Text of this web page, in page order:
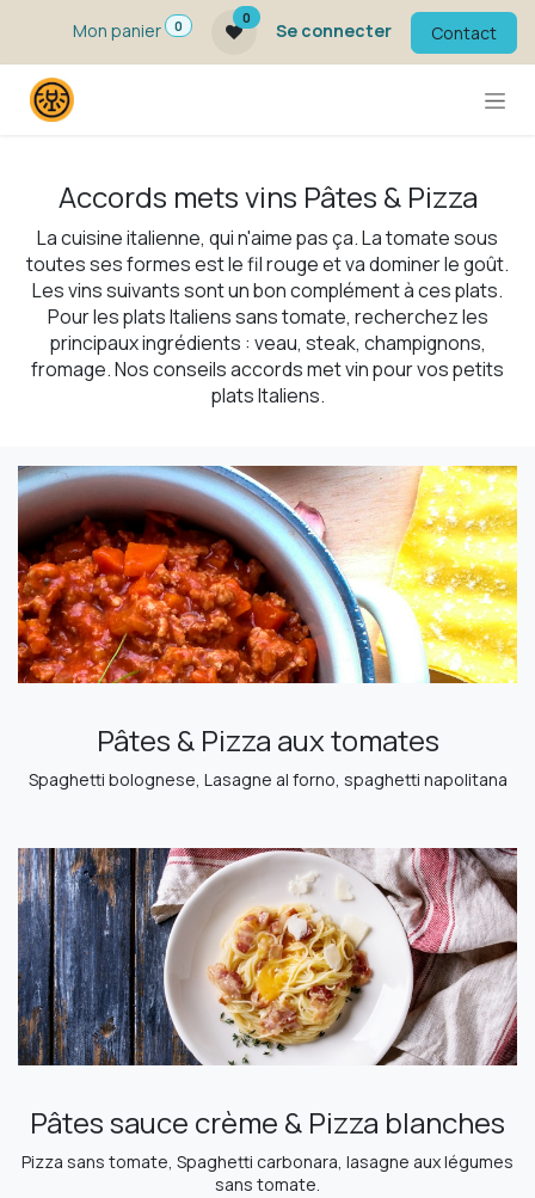
Se rendre au contenu
Mon panier
0
0
Se connecter Contact
Accords mets vins Pâtes & Pizza
La cuisine italienne, qui n'aime pas ça. La tomate sous
toutes ses formes est le fil rouge et va dominer le goût.
Les vins suivants sont un bon complément à ces plats.
Pour les plats Italiens sans tomate, recherchez les
principaux ingrédients : veau, steak, champignons,
fromage. Nos conseils accords met vin pour vos petits
plats Italiens.
Pâtes & Pizza aux tomates
Spaghetti bolognese, Lasagne al forno, spaghetti napolitana
Pâtes sauce crème & Pizza blanches
Pizza sans tomate, Spaghetti carbonara, lasagne aux légumes
sans tomate.